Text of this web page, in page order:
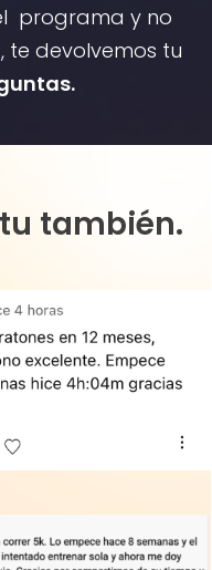
programa y no
te devolvemos tu
también.